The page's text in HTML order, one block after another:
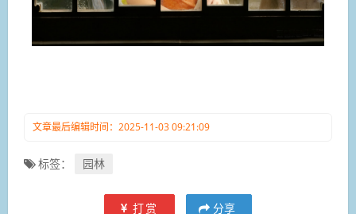
文章最后编辑时间：2025-11-03 09:21:09
标签： 园林
打赏 分享